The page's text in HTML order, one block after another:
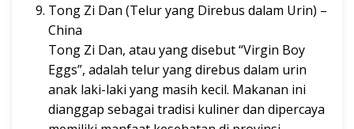
Tong Zi Dan (Telur yang Direbus dalam Urin) –
China
Tong Zi Dan, atau yang disebut “Virgin Boy
Eggs”, adalah telur yang direbus dalam urin
anak laki-laki yang masih kecil. Makanan ini
dianggap sebagai tradisi kuliner dan dipercaya